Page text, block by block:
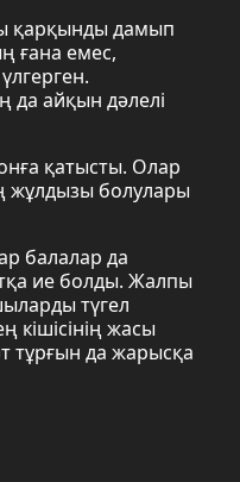
қарқынды дамып
ғана емес,
да айқын дәлелі
қатысты. Олар
жұлдызы болулары
балалар да
ие болды. Жалпы
түгел
жасы
тұрғын да жарысқа